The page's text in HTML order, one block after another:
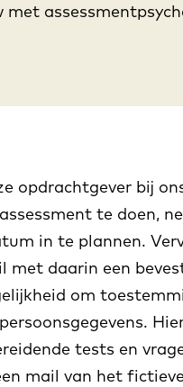
opdrachtgever bij
te doen,
in te plannen.
met daarin een
om
tests en
mail van het